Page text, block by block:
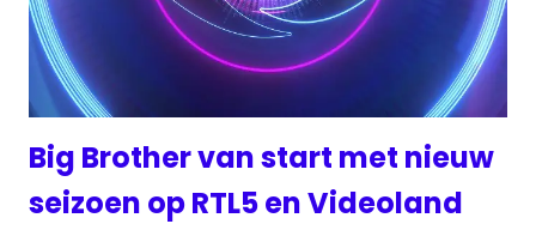
Big Brother van start met nieuw
seizoen op RTL5 en Videoland